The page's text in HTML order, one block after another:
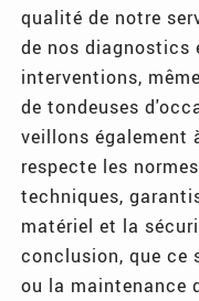
qualité de notre
de nos
interventions,
de tondeuses
veillons également
respecte les
techniques,
matériel et la
conclusion, que ce
ou la maintenance